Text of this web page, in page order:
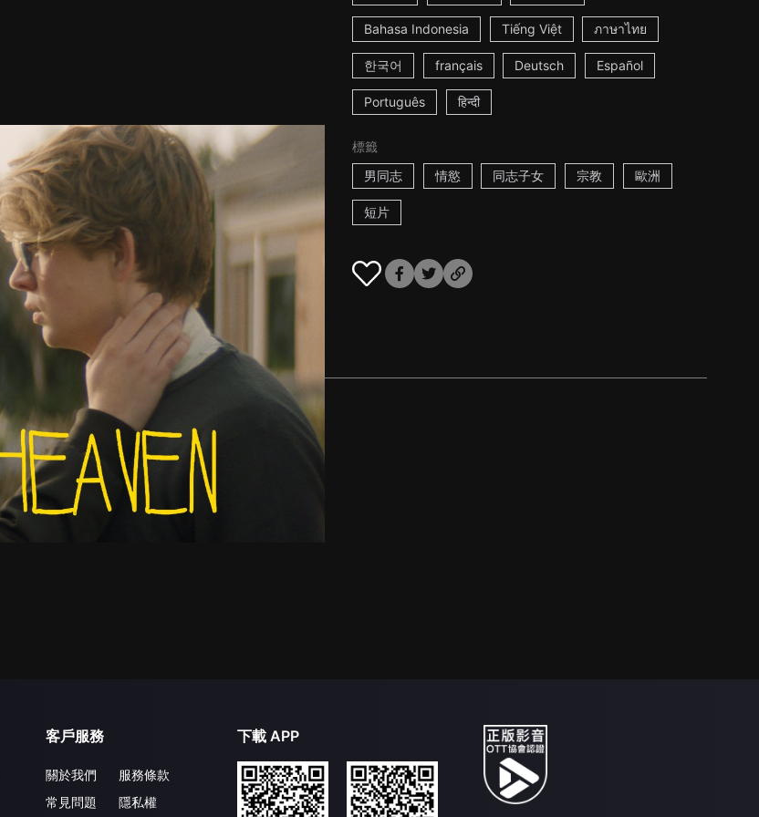
Bahasa Indonesia Tiếng Việt ภาษาไทย
한국어 français Deutsch Español
Português हिन्दी
標籤
男同志
情慾 同志子女 宗教 歐洲
短片
客戶服務
關於我們
常見問題
服務條款
隱私權
下載 APP